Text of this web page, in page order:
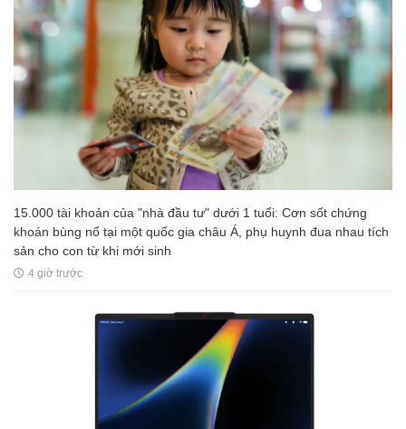
15.000 tài khoản của "nhà đầu tư" dưới 1 tuổi: Cơn sốt chứng
khoán bùng nổ tại một quốc gia châu Á, phụ huynh đua nhau tích
sản cho con từ khi mới sinh
4 giờ trước